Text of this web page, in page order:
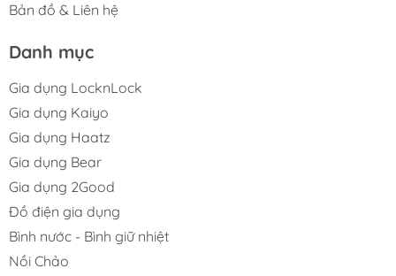
Bản đồ & Liên hệ
Danh mục
Gia dụng LocknLock
Gia dụng Kaiyo
Gia dụng Haatz
Gia dụng Bear
Gia dụng 2Good
Đồ điện gia dụng
Bình nước - Bình giữ nhiệt
Nồi Chảo